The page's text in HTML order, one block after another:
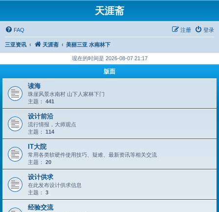
天涯斋
FAQ 登录
注册
三亚资讯 天涯斋 美丽三亚 水南林下
现在的时间是 2026-08-07 21:17
版面
读海
珠崖风景水南村 山下人家林下门
主题： 441
设计前沿
流行情报，大师观点
主题： 114
IT大院
常用各类软硬件使用技巧、疑难、最新资讯等相关交流
主题： 20
设计供求
在此发布设计供求信息
主题： 3
经验交流